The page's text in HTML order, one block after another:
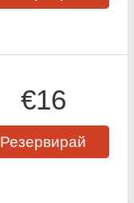
€16
Резервирай